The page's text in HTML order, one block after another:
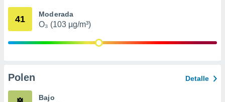
mediante
publicidad
41 Moderada
O₃ (103 µg/m³)
Polen Detalle
Bajo